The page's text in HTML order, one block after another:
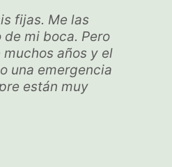
fijas. Me las
mi boca. Pero
años y el
una emergencia
están muy